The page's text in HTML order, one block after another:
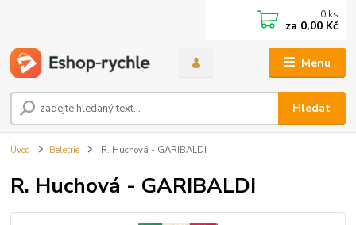
Menu
Hledat
0 ks
za 0,00 Kč
Úvod Beletrie R. Huchová - GARIBALDI
R. Huchová - GARIBALDI